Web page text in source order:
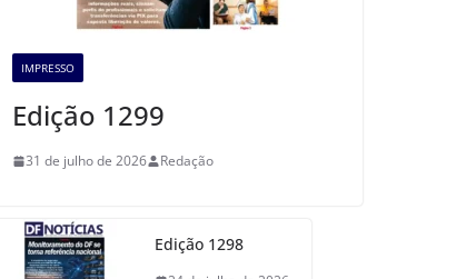
IMPRESSO
Edição 1299
31 de julho de 2026 Redação
Edição 1298